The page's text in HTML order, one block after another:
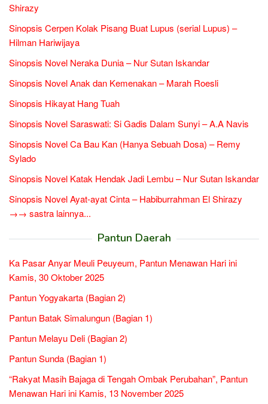
Shirazy
Sinopsis Cerpen Kolak Pisang Buat Lupus (serial Lupus) –
Hilman Hariwijaya
Sinopsis Novel Neraka Dunia – Nur Sutan Iskandar
Sinopsis Novel Anak dan Kemenakan – Marah Roesli
Sinopsis Hikayat Hang Tuah
Sinopsis Novel Saraswati: Si Gadis Dalam Sunyi – A.A Navis
Sinopsis Novel Ca Bau Kan (Hanya Sebuah Dosa) – Remy
Sylado
Sinopsis Novel Katak Hendak Jadi Lembu – Nur Sutan Iskandar
Sinopsis Novel Ayat-ayat Cinta – Habiburrahman El Shirazy
→→ sastra lainnya...
Pantun Daerah
Ka Pasar Anyar Meuli Peuyeum, Pantun Menawan Hari ini
Kamis, 30 Oktober 2025
Pantun Yogyakarta (Bagian 2)
Pantun Batak Simalungun (Bagian 1)
Pantun Melayu Deli (Bagian 2)
Pantun Sunda (Bagian 1)
“Rakyat Masih Bajaga di Tengah Ombak Perubahan”, Pantun
Menawan Hari ini Kamis, 13 November 2025